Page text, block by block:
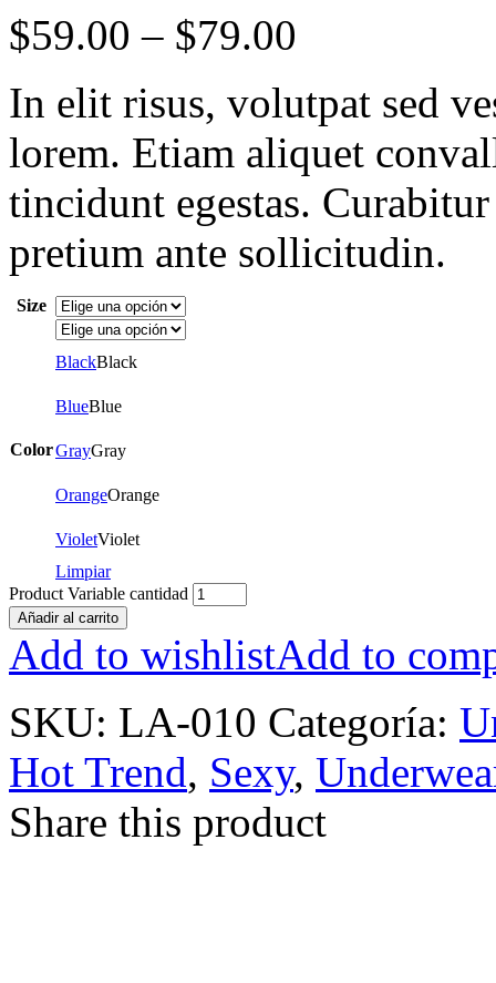
$59.00 – $79.00
In elit risus, volutpat sed
lorem. Etiam aliquet
tincidunt egestas.
pretium ante sollicitudin.
Size
Color
BlackBlack
BlueBlue
GrayGray
OrangeOrange
VioletViolet
Limpiar
Product Variable cantidad
Añadir al carrito
Add to wishlistAdd to
SKU: LA-010 Categoría:
Hot Trend, Sexy,
Share this product